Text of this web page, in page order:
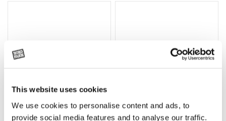
This website uses cookies
We use cookies to personalise content and ads, to
provide social media features and to analyse our traffic.